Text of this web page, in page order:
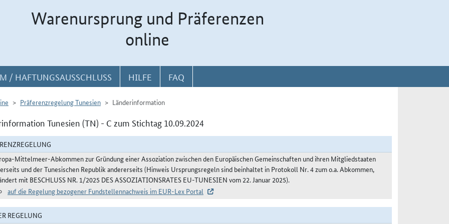
Warenursprung und Präferenzen
online
/ HAFTUNGSAUSSCHLUSS HILFE FAQ
Präferenzregelung Tunesien Länderinformation
Tunesien (TN) - C zum Stichtag 10.09.2024
Mittelmeer-Abkommen zur Gründung einer Assoziation zwischen den Europäischen Gemeinschaften und ihren Mitgliedstaaten
und der Tunesischen Republik andererseits (Hinweis Ursprungsregeln sind beinhaltet in Protokoll Nr. 4 zum o.a. Abkommen,
mit BESCHLUSS NR. 1/2025 DES ASSOZIATIONSRATES EU-TUNESIEN vom 22. Januar 2025).
auf die Regelung bezogener Fundstellennachweis im EUR-Lex Portal
REGELUNG